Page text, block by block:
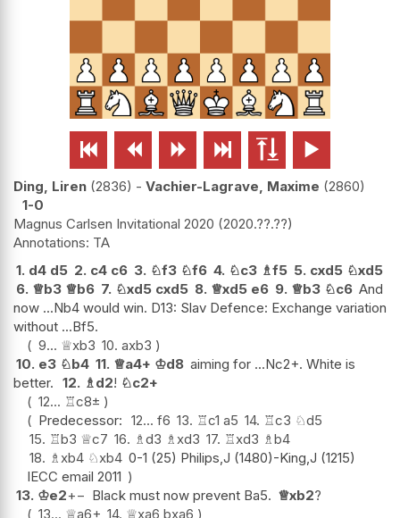
     
Ding, Liren 2836 - Vachier-Lagrave, Maxime 2860
1-0
Magnus Carlsen Invitational 2020 2020.??.??
TA
1. d4 d5 2. c4 c6 3. ♘f3 ♘f6 4. ♘c3 ♗f5 5. cxd5 ♘xd5
6. ♕b3 ♕b6 7. ♘xd5 cxd5 8. ♕xd5 e6 9. ♕b3 ♘c6 And
now ...Nb4 would win. D13: Slav Defence: Exchange variation
without ...Bf5.
9... ♕xb3 10. axb3
10. e3 ♘b4 11. ♕a4+ ♔d8 aiming for ...Nc2+. White is
better. 12. ♗ d2! ♘c2+
12... ♖c8±
Predecessor: 12... f6 13. ♖c1 a5 14. ♖c3 ♘d5
15. ♖b3 ♕c7 16. ♗d3 ♗ xd3 17. ♖xd3 ♗b4
18. ♗ xb4 ♘xb4 0-1 (25) Philips,J (1480)-King,J (1215)
IECC email 2011
13. ♔e2+− Black must now prevent Ba5. ♕xb2?
13... ♕a6+ 14. ♕xa6 bxa6